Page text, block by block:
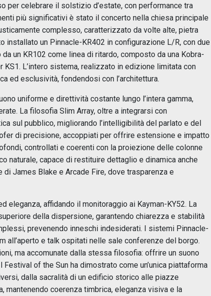
per celebrare il solstizio d’estate, con performance tra
più significativi è stato il concerto nella chiesa principale
complesso, caratterizzato da volte alte, pietra
un Pinnacle-KR402 in configurazione L/R, con due
un KR102 come linea di ritardo, composto da una Kobra-
KS1. L’intero sistema, realizzato in edizione limitata con
ed esclusività, fondendosi con l’architettura.
uniforme e direttività costante lungo l’intera gamma,
La filosofia Slim Array, oltre a integrarsi con
sul pubblico, migliorando l’intelligibilità del parlato e del
di precisione, accoppiati per offrire estensione e impatto
controllati e coerenti con la proiezione delle colonne
naturale, capace di restituire dettaglio e dinamica anche
James Blake e Arcade Fire, dove trasparenza e
eleganza, affidando il monitoraggio ai Kayman-KY52. La
della dispersione, garantendo chiarezza e stabilità
prevenendo inneschi indesiderati. I sistemi Pinnacle-
all’aperto e talk ospitati nelle sale conferenze del borgo.
ma accomunate dalla stessa filosofia: offrire un suono
of the Sun ha dimostrato come un’unica piattaforma
dalla sacralità di un edificio storico alle piazze
mantenendo coerenza timbrica, eleganza visiva e la